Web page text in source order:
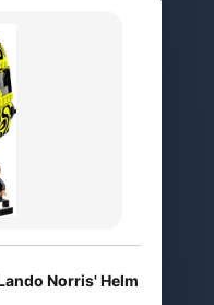
Norris' Helm